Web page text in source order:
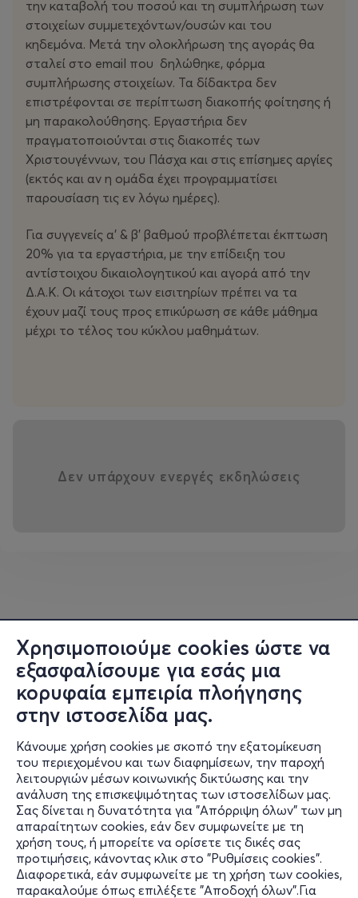
Χρησιμοποιούμε cookies ώστε να
εξασφαλίσουμε για εσάς μια
κορυφαία εμπειρία πλοήγησης
στην ιστοσελίδα μας.
Κάνουμε χρήση cookies με σκοπό την εξατομίκευση
του περιεχομένου και των διαφημίσεων, την παροχή
λειτουργιών μέσων κοινωνικής δικτύωσης και την
ανάλυση της επισκεψιμότητας των ιστοσελίδων μας.
Σας δίνεται η δυνατότητα για "Απόρριψη όλων" των μη
απαραίτητων cookies, εάν δεν συμφωνείτε με τη
χρήση τους, ή μπορείτε να ορίσετε τις δικές σας
προτιμήσεις, κάνοντας κλικ στο "Ρυθμίσεις cookies".
Διαφορετικά, εάν συμφωνείτε με τη χρήση των cookies,
παρακαλούμε όπως επιλέξετε "Αποδοχή όλων".Για
την καταβολή του ποσού και τη συμπλήρωση των
στοιχείων συμμετεχόντων/ουσών και του
κηδεμόνα. Μετά την ολοκλήρωση της αγοράς θα
σταλεί στο email που δηλώθηκε, φόρμα
συμπλήρωσης στοιχείων. Τα δίδακτρα δεν
επιστρέφονται σε περίπτωση διακοπής φοίτησης ή
μη παρακολούθησης. Εργαστήρια δεν
πραγματοποιούνται στις διακοπές των
Χριστουγέννων, του Πάσχα και στις επίσημες αργίες
(εκτός και αν η ομάδα έχει προγραμματίσει
παρουσίαση τις εν λόγω ημέρες).
Για συγγενείς α' & β' βαθμού προβλέπεται έκπτωση
20% για τα εργαστήρια, με την επίδειξη του
αντίστοιχου δικαιολογητικού και αγορά από την
Δ.Α.Κ. Οι κάτοχοι των εισιτηρίων πρέπει να τα
έχουν μαζί τους προς επικύρωση σε κάθε μάθημα
μέχρι το τέλος του κύκλου μαθημάτων.
Δεν υπάρχουν ενεργές εκδηλώσεις
Πληροφορίες
Υποστήριξη
Stay Connected